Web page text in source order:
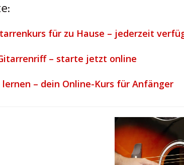
für zu Hause – jederzeit
– starte jetzt online
lernen – dein Online-Kurs für Anfänger